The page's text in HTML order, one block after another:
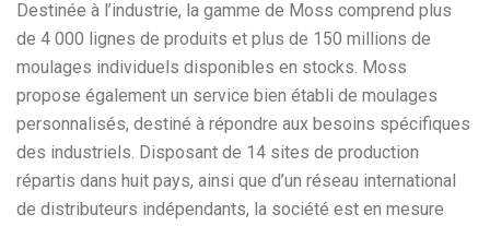
Destinée à l’industrie, la gamme de Moss comprend plus
de 4 000 lignes de produits et plus de 150 millions de
moulages individuels disponibles en stocks. Moss
propose également un service bien établi de moulages
personnalisés, destiné à répondre aux besoins spécifiques
des industriels. Disposant de 14 sites de production
répartis dans huit pays, ainsi que d’un réseau international
de distributeurs indépendants, la société est en mesure